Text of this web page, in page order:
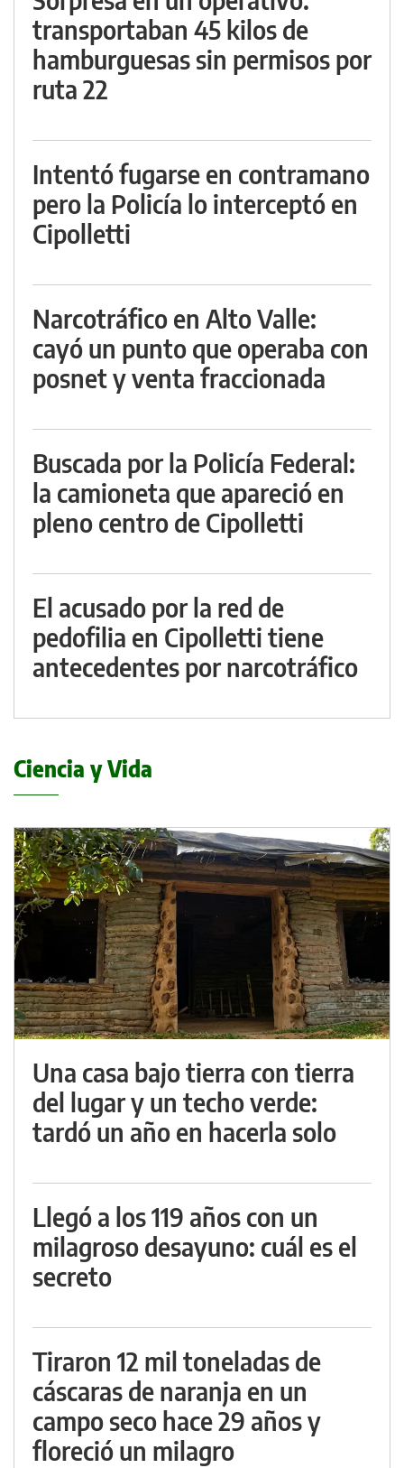
transportaban 45 kilos de
hamburguesas sin permisos por
ruta 22
Intentó fugarse en contramano
pero la Policía lo interceptó en
Cipolletti
Narcotráfico en Alto Valle:
cayó un punto que operaba con
posnet y venta fraccionada
Buscada por la Policía Federal:
la camioneta que apareció en
pleno centro de Cipolletti
El acusado por la red de
pedofilia en Cipolletti tiene
antecedentes por narcotráfico
Ciencia y Vida
Una casa bajo tierra con tierra
del lugar y un techo verde:
tardó un año en hacerla solo
Llegó a los 119 años con un
milagroso desayuno: cuál es el
secreto
Tiraron 12 mil toneladas de
cáscaras de naranja en un
campo seco hace 29 años y
floreció un milagro